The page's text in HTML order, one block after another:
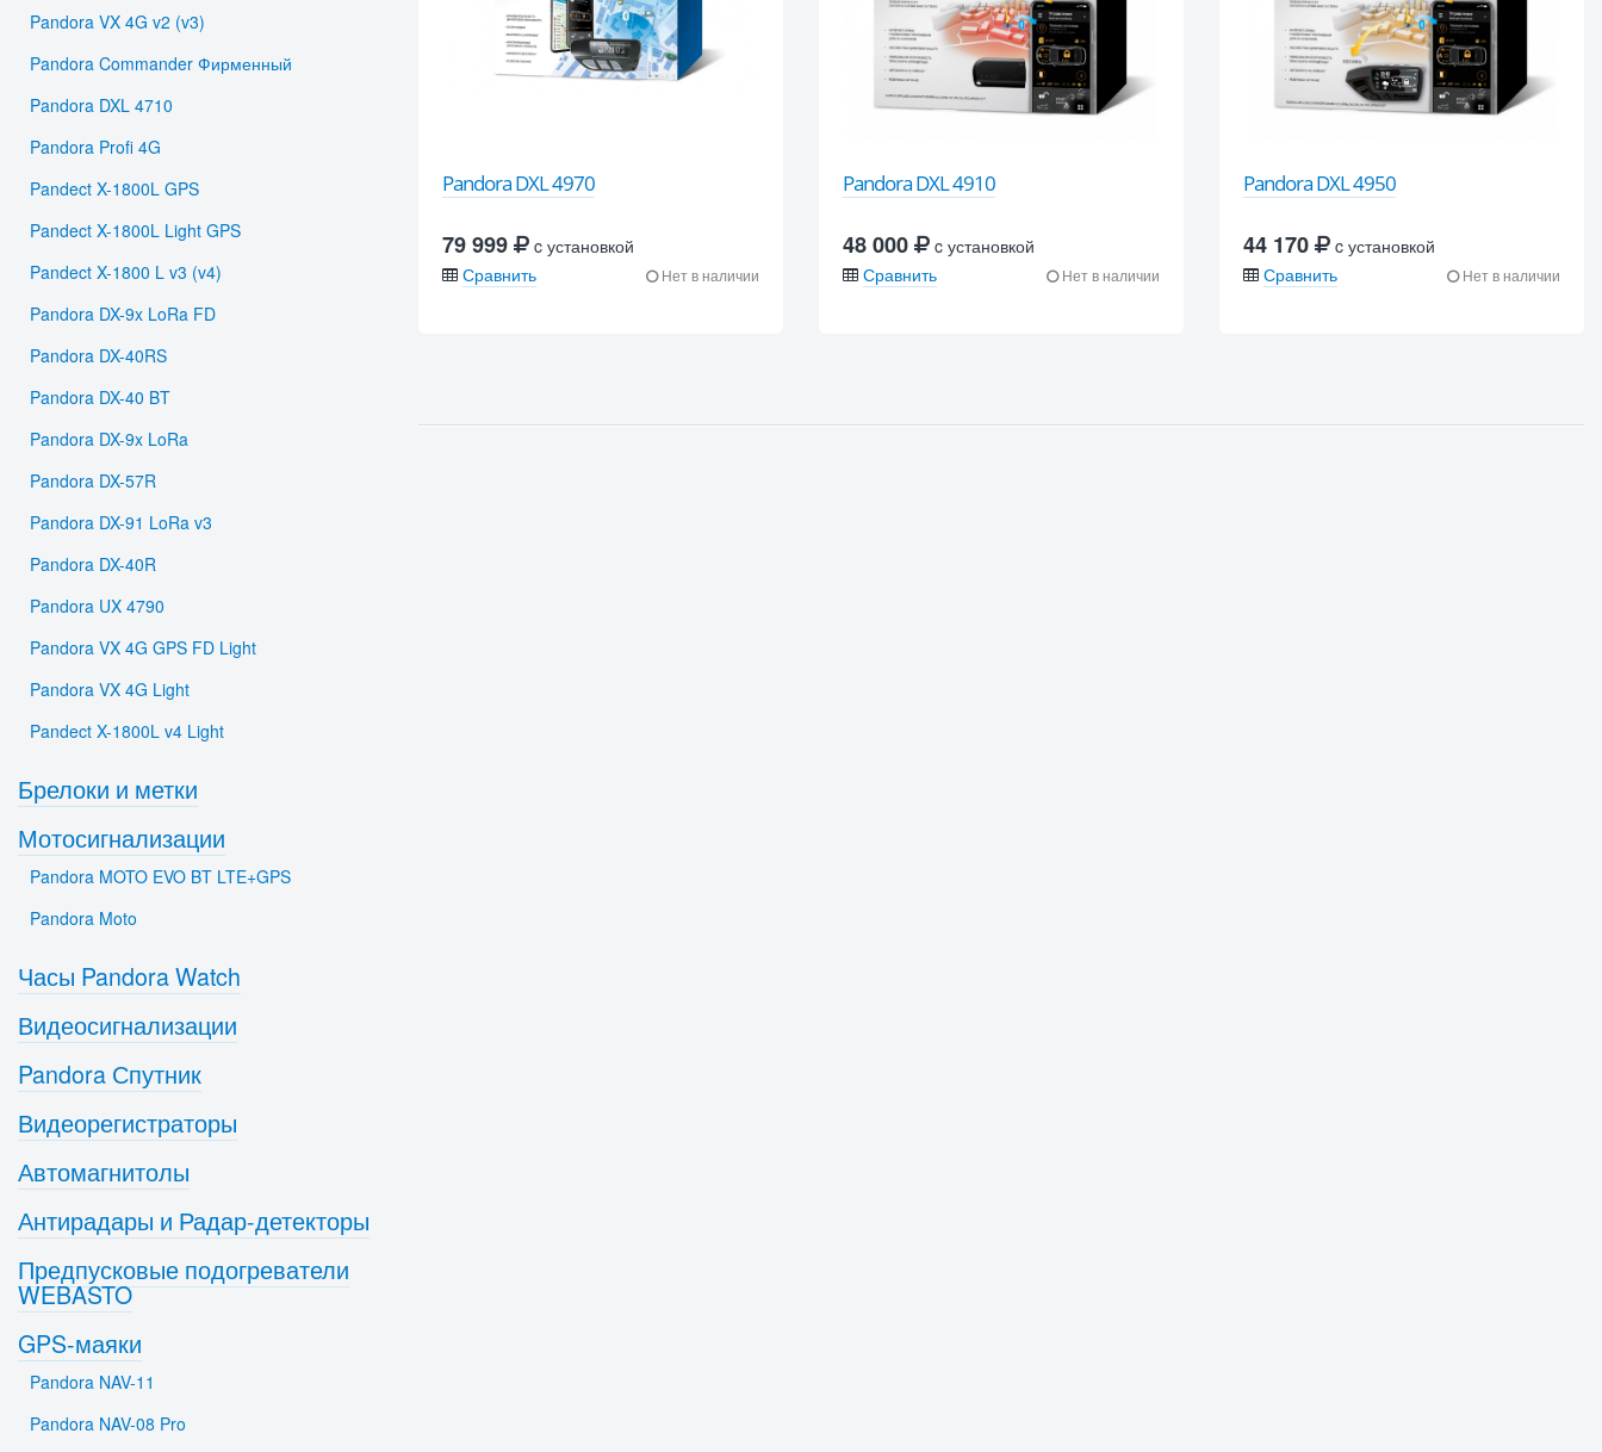
Pandora DXL 4970
79 999
c установкой
Сравнить
Нет в наличии
Pandora DXL 4910
48 000
c установкой
Сравнить
Нет в наличии
Pandora DXL 4950
44 170
c установкой
Сравнить
Нет в наличии
Pandora VX 4G v2 (v3)
Pandora Commander Фирменный
Pandora DXL 4710
Pandora Profi 4G
Pandect X-1800L GPS
Pandect X-1800L Light GPS
Pandect X-1800 L v3 (v4)
Pandora DX-9x LoRa FD
Pandora DX-40RS
Pandora DX-40 BT
Pandora DX-9x LoRa
Pandora DX-57R
Pandora DX-91 LoRa v3
Pandora DX-40R
Pandora UX 4790
Pandora VX 4G GPS FD Light
Pandora VX 4G Light
Pandect X-1800L v4 Light
Брелоки и метки
Мотосигнализации
Pandora MOTO EVO BT LTE+GPS
Pandora Moto
Часы Pandora Watch
Видеосигнализации
Pandora Спутник
Видеорегистраторы
Автомагнитолы
Антирадары и Радар-детекторы
Предпусковые подогреватели
WEBASTO
GPS-маяки
Pandora NAV-11
Pandora NAV-08 Pro